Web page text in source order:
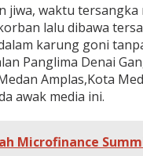
jiwa, waktu
lalu dibawa
karung goni
Panglima Denai
Amplas,Kota
awak media ini.
Microfinance